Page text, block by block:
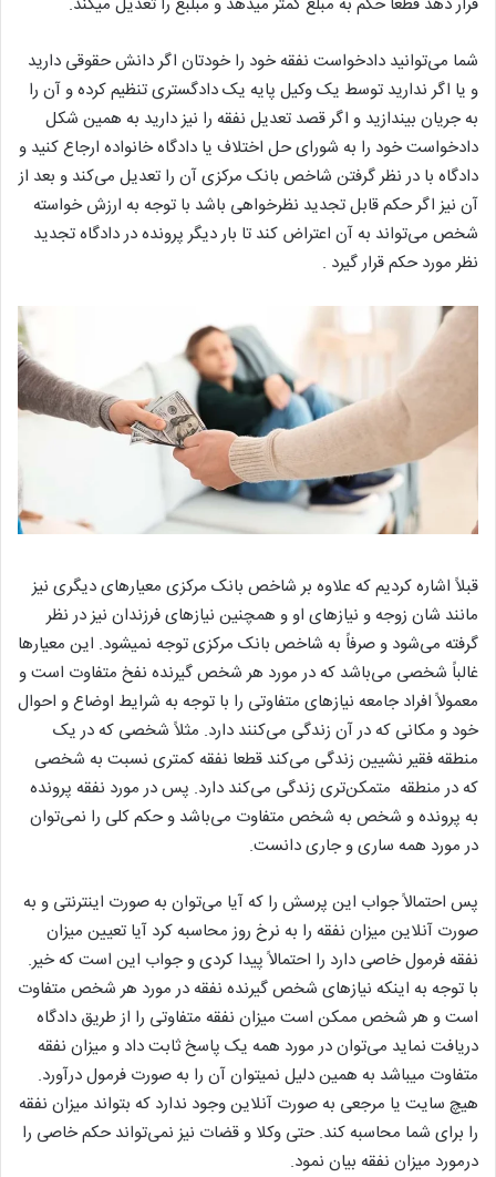
شما می‌توانید دادخواست نفقه خود را خودتان اگر دانش حقوقی دارید
و یا اگر ندارید توسط یک وکیل پایه یک دادگستری تنظیم کرده و آن را
به جریان بیندازید و اگر قصد تعدیل نفقه را نیز دارید به همین شکل
دادخواست خود را به شورای حل اختلاف یا دادگاه خانواده ارجاع کنید و
دادگاه با در نظر گرفتن شاخص بانک مرکزی آن را تعدیل می‌کند و بعد از
آن نیز اگر حکم قابل تجدید نظرخواهی باشد با توجه به ارزش خواسته
شخص می‌تواند به آن اعتراض کند تا بار دیگر پرونده در دادگاه تجدید
نظر مورد حکم قرار گیرد .
قبلاً اشاره کردیم که علاوه بر شاخص بانک مرکزی معیارهای دیگری نیز
مانند شان زوجه و نیازهای او و همچنین نیازهای فرزندان نیز در نظر
گرفته می‌شود و صرفاً به شاخص بانک مرکزی توجه نمیشود. این معیارها
غالباً شخصی می‌باشد که در مورد هر شخص گیرنده نفخ متفاوت است و
معمولاً افراد جامعه نیازهای متفاوتی را با توجه به شرایط اوضاع و احوال
خود و مکانی که در آن زندگی می‌کنند دارد. مثلاً شخصی که در یک
منطقه فقیر نشیین زندگی می‌کند قطعا نفقه کمتری نسبت به شخصی
که در منطقه متمکن‌تری زندگی می‌کند دارد. پس در مورد نفقه پرونده
به پرونده و شخص به شخص متفاوت می‌باشد و حکم کلی را نمی‌توان
در مورد همه ساری و جاری دانست.
پس احتمالاً جواب این پرسش را که آیا می‌توان به صورت اینترنتی و به
صورت آنلاین میزان نفقه را به نرخ روز محاسبه کرد آیا تعیین میزان
نفقه فرمول خاصی دارد را احتمالاً پیدا کردی و جواب این است که خیر.
با توجه به اینکه نیازهای شخص گیرنده نفقه در مورد هر شخص متفاوت
است و هر شخص ممکن است میزان نفقه متفاوتی را از طریق دادگاه
دریافت نماید می‌توان در مورد همه یک پاسخ ثابت داد و میزان نفقه
متفاوت میباشد به همین دلیل نمیتوان آن را به صورت فرمول درآورد.
هیچ سایت یا مرجعی به صورت آنلاین وجود ندارد که بتواند میزان نفقه
را برای شما محاسبه کند. حتی وکلا و قضات نیز نمی‌تواند حکم خاصی را
درمورد میزان نفقه بیان نمود.